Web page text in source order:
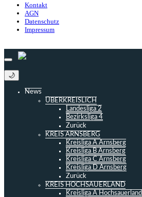
Kontakt
AGN
Datenschutz
Impressum
🌙
News
ÜBERKREISLICH
Landesliga 2
Bezirksliga 4
Zurück
KREIS ARNSBERG
Kreisliga A Arnsberg
Kreisliga B Arnsberg
Kreisliga C Arnsberg
Kreisliga D Arnsberg
Zurück
KREIS HOCHSAUERLAND
Kreisliga A Hochsauerland